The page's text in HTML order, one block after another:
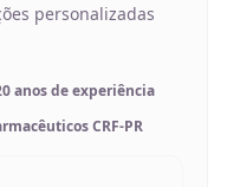
personalizadas
anos de experiência
CRF-PR